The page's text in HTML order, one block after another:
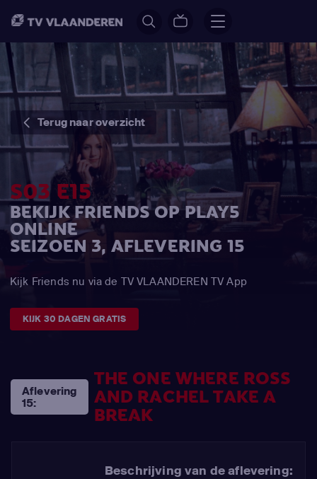
Terug naar overzicht
S03 E15
BEKIJK FRIENDS OP PLAY5
ONLINE
SEIZOEN 3, AFLEVERING 15
Kijk Friends nu via de TV VLAANDEREN TV App
KIJK 30 DAGEN GRATIS
Aflevering
15:
THE ONE WHERE ROSS
AND RACHEL TAKE A
BREAK
Beschrijving van de aflevering: